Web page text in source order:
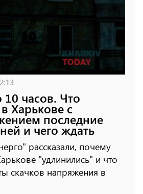
10 часов. Что
Харькове с
последние
и чего ждать
рассказали, почему
"удлинились" и что
скачков напряжения в